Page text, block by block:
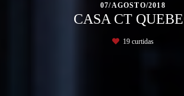
07/AGOSTO/2018
CASA CT
19 curtidas